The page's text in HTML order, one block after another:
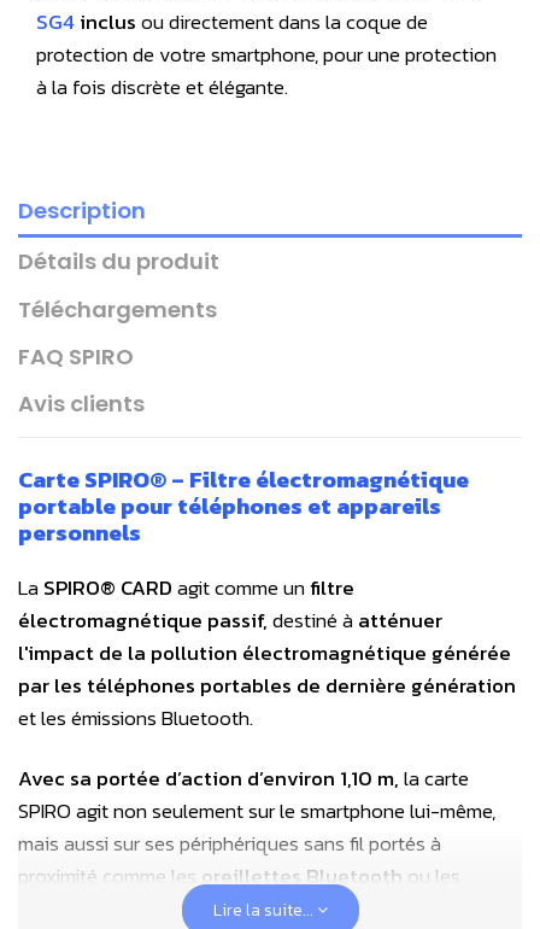
SG4inclusou directement dans la coque de
protection de votre smartphone, pour une protection
à la fois discrète et élégante.
Description
Détails du produit
Téléchargements
FAQ SPIRO
Avis clients
Carte SPIRO® – Filtre électromagnétique
portable pour téléphones et appareils
personnels
LaSPIRO® CARDagit comme unfiltre
électromagnétique passif,destiné àatténuer
l'impact de la pollution électromagnétique générée
par les téléphones portables de dernière génération
et les émissions Bluetooth.
Avec sa portée d’action d’environ 1,10 m,la carte
SPIRO agit non seulement sur le smartphone lui-même,
mais aussi sur ses périphériques sans fil portés à
proximité comme les oreillettes Bluetooth ou les
montres connectées qui bénéficient ainsi du même
Lire la suite...